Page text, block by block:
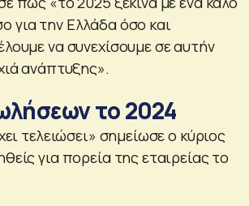
για την Ελλάδα όσο και
να συνεχίσουμε σε αυτήν
ανάπτυξης».
το 2024
τελειώσει» σημείωσε ο κύριος
για πορεία της εταιρείας το